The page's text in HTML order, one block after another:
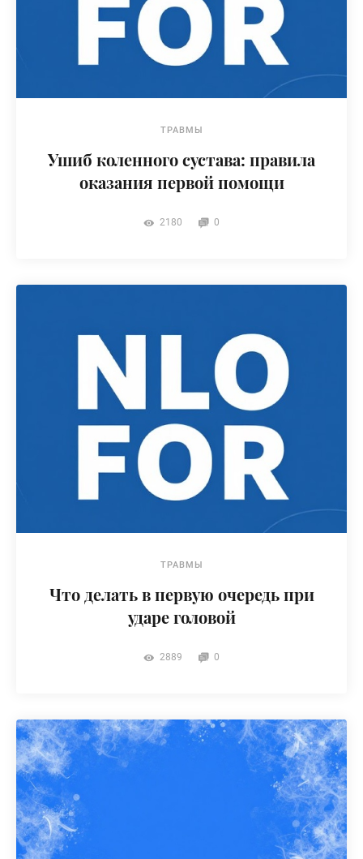
ТРАВМЫ
Ушиб коленного сустава: правила
оказания первой помощи
2180 0
ТРАВМЫ
Что делать в первую очередь при
ударе головой
2889 0